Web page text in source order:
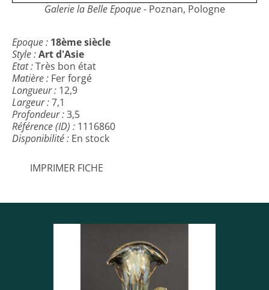
Galerie la Belle Epoque- Poznan, Pologne
Epoque : 18ème siècle
Style :Art d'Asie
Etat :Très bon état
Matière : Fer forgé
Longueur : 12,9
Largeur :7,1
Profondeur :3,5
Référence (ID) : 1116860
Disponibilité : En stock
IMPRIMER FICHE